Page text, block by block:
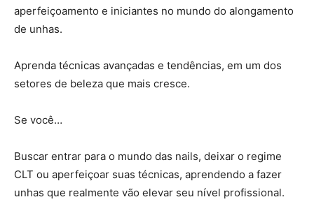
aperfeiçoamento e iniciantes no mundo do alongamento
de unhas.
Aprenda técnicas avançadas e tendências, em um dos
setores de beleza que mais cresce.
Se você…
Buscar entrar para o mundo das nails, deixar o regime
CLT ou aperfeiçoar suas técnicas, aprendendo a fazer
unhas que realmente vão elevar seu nível profissional.